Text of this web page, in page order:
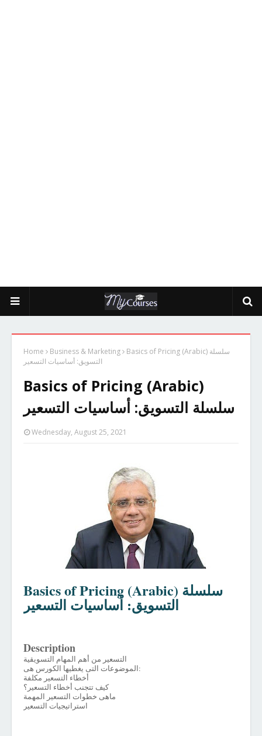
Home Business & Marketing
Basics of Pricing (Arabic) سلسلة
التسويق: أساسيات التسعير
Basics of Pricing (Arabic)
سلسلة التسويق: أساسيات التسعير
Wednesday, August 25, 2021
Basics of Pricing (Arabic) سلسلة
التسويق: أساسيات التسعير
Description
التسعير من أهم المهام التسويقية
الموضوعات التى يغطيها الكورس هى:
أخطاء التسعير مكلفة
كيف تتجنب أخطاء التسعير؟
ماهى خطوات التسعير المهمة
استراتيجيات التسعير